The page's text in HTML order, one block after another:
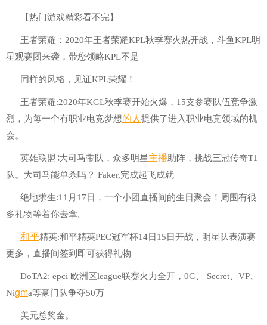
【热门游戏精彩看不完】
王者荣耀：2020年王者荣耀KPL秋季赛火热开战，斗鱼KPL明
星观赛团来袭，带您领略KPL不是
同样的风格，见证KPL荣耀！
王者荣耀:2020年KGL秋季赛开始火爆，15支参赛队伍竞争激
烈，为每一个有职业电竞梦想的人提供了进入职业电竞领域的机
会。
英雄联盟∶大司马带队，众多明星主播助阵，挑战三冠传奇T1
队。大司马能单杀吗？ Faker,完成起飞成就
绝地求生:11月17日，一个小团直播间的生日聚会！周围有很
多礼物等着你去拿。
和平精英:和平精英PEC冠军杯14日15日开战，明星队表演赛
更多，直播间签到即可获得礼物
DoTA2: epci 欧洲区league联赛火力全开，0G、 Secret、VP、
Nigma等豪门队争夺50万
美元总奖金。